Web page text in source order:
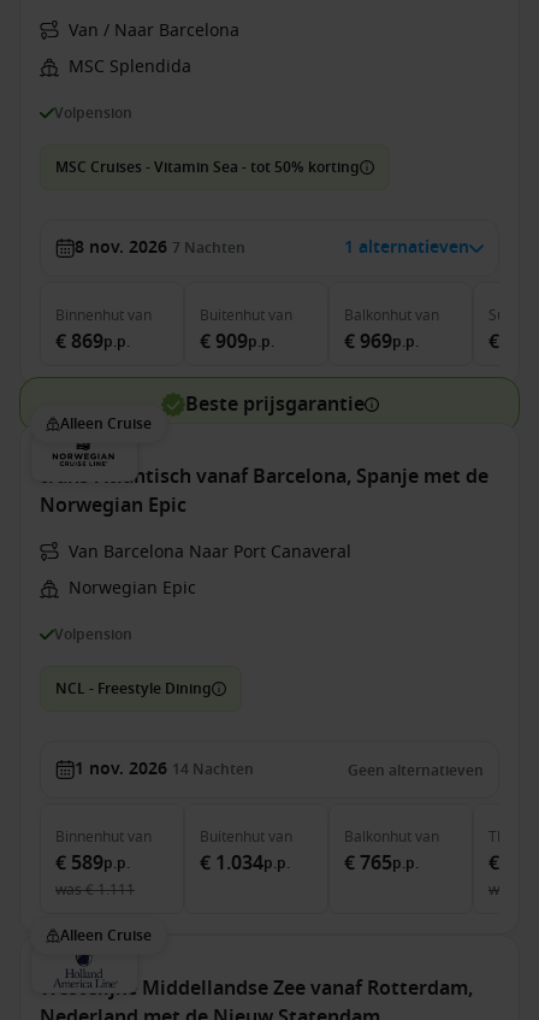
Van / Naar Barcelona
MSC Splendida
Volpension
MSC Cruises - Vitamin Sea - tot 50% korting
8 nov. 2026 7 Nachten 1 alternatieven
Binnenhutvan
€ 869p.p.
Buitenhutvan
€ 909p.p.
Balkonhutvan
€ 969p.p.
Suite
€
Beste prijsgarantie
Alleen Cruise
trans-Atlantisch vanaf Barcelona, Spanje met de
Norwegian Epic
Van Barcelona Naar Port Canaveral
Norwegian Epic
Volpension
NCL - Freestyle Dining
1 nov. 2026 14 Nachten Geen alternatieven
Binnenhutvan
€ 589p.p.
was€ 1.111
Buitenhutvan
€ 1.034p.p.
Balkonhutvan
€ 765p.p.
The
€
was
Alleen Cruise
Westelijke Middellandse Zee vanaf Rotterdam,